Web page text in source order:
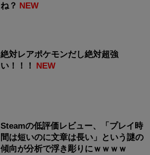
ね？ NEW
絶対レアポケモンだし絶対超強
い！！！
NEW
Steamの低評価レビュー、「プレイ時
間は短いのに文章は長い」という謎の
傾向が分析で浮き彫りにｗｗｗｗ